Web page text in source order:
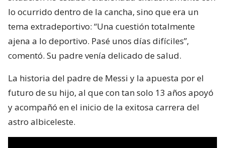
lo ocurrido dentro de la cancha, sino que era un
tema extradeportivo: “Una cuestión totalmente
ajena a lo deportivo. Pasé unos días difíciles”,
comentó. Su padre venía delicado de salud.
La historia del padre de Messi y la apuesta por el
futuro de su hijo, al que con tan solo 13 años apoyó
y acompañó en el inicio de la exitosa carrera del
astro albiceleste.